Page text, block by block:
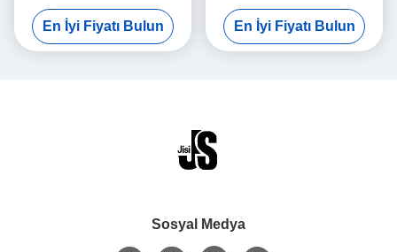
Yalıtım Malzemesi
30x30x3cm
En İyi Fiyatı Bulun
VPU İzoleli Buz Soğutucu
Kutusu
En İyi Fiyatı Bulun
Sosyal Medya